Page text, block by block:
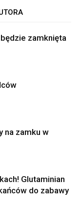
zamknięta
na zamku w
Glutaminian
do zabawy